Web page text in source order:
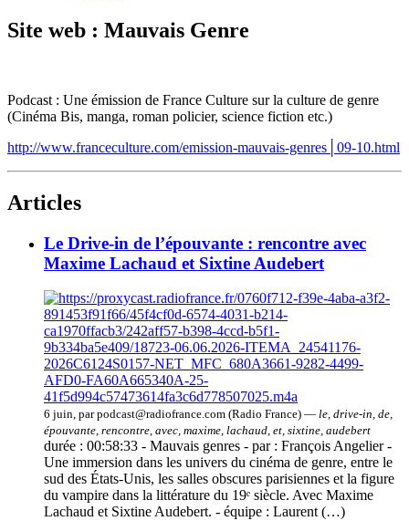
Site web : Mauvais Genre
Podcast : Une émission de France Culture sur la culture de genre
(Cinéma Bis, manga, roman policier, science fiction etc.)
http://www.franceculture.com/emission-mauvais-genres│09-10.html
Articles
Le Drive-in de l’épouvante : rencontre avec
Maxime Lachaud et Sixtine Audebert
6 juin, par podcast@radiofrance.com (Radio France) — le, drive-in, de,
épouvante, rencontre, avec, maxime, lachaud, et, sixtine, audebert
durée : 00:58:33 - Mauvais genres - par : François Angelier -
Une immersion dans les univers du cinéma de genre, entre le
sud des États-Unis, les salles obscures parisiennes et la figure
du vampire dans la littérature du 19ᵉ siècle. Avec Maxime
Lachaud et Sixtine Audebert. - équipe : Laurent (…)